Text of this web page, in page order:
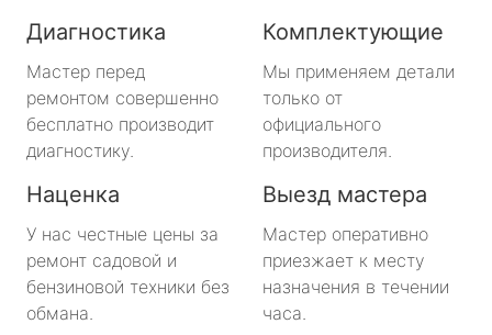
Диагностика
Мастер перед
ремонтом совершенно
бесплатно производит
диагностику.
Комплектующие
Мы применяем детали
только от
официального
производителя.
Наценка
У нас честные цены за
ремонт садовой и
бензиновой техники без
обмана.
Выезд мастера
Мастер оперативно
приезжает к месту
назначения в течении
часа.